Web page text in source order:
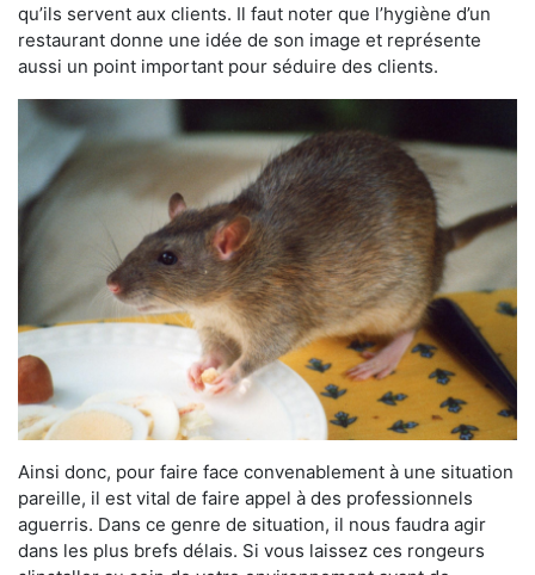
qu’ils servent aux clients. Il faut noter que l’hygiène d’un
restaurant donne une idée de son image et représente
aussi un point important pour séduire des clients.
Ainsi donc, pour faire face convenablement à une situation
pareille, il est vital de faire appel à des professionnels
aguerris. Dans ce genre de situation, il nous faudra agir
dans les plus brefs délais. Si vous laissez ces rongeurs